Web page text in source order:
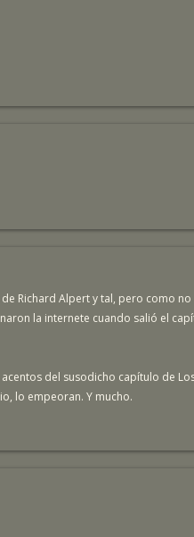
Richard Alpert y tal, pero como no
la internete cuando salió el
del susodicho capítulo de
lo empeoran. Y mucho.